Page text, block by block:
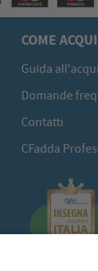
COME
Guida
Domande
Contatti
CFadda